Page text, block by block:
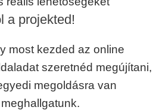
a projekted!
most kezded az online
szeretnéd megújítani,
megoldásra van